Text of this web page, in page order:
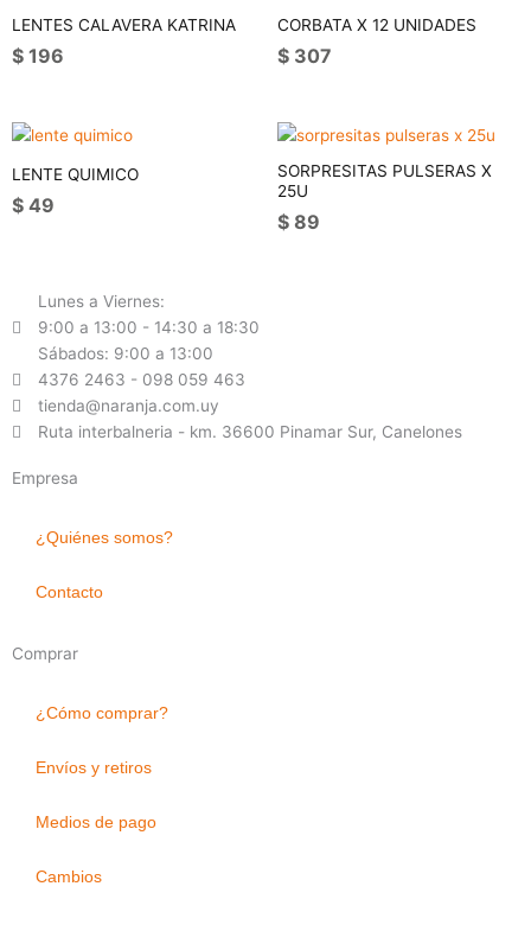
LENTES CALAVERA KATRINA
$ 196
CORBATA X 12 UNIDADES
$ 307
LENTE QUIMICO
$ 49
SORPRESITAS PULSERAS X
25U
$ 89
Lunes a Viernes:
9:00 a 13:00 - 14:30 a 18:30
Sábados: 9:00 a 13:00
4376 2463 - 098 059 463
tienda@naranja.com.uy
Ruta interbalneria - km. 36600 Pinamar Sur, Canelones
Empresa
¿Quiénes somos?
Contacto
Comprar
¿Cómo comprar?
Envíos y retiros
Medios de pago
Cambios